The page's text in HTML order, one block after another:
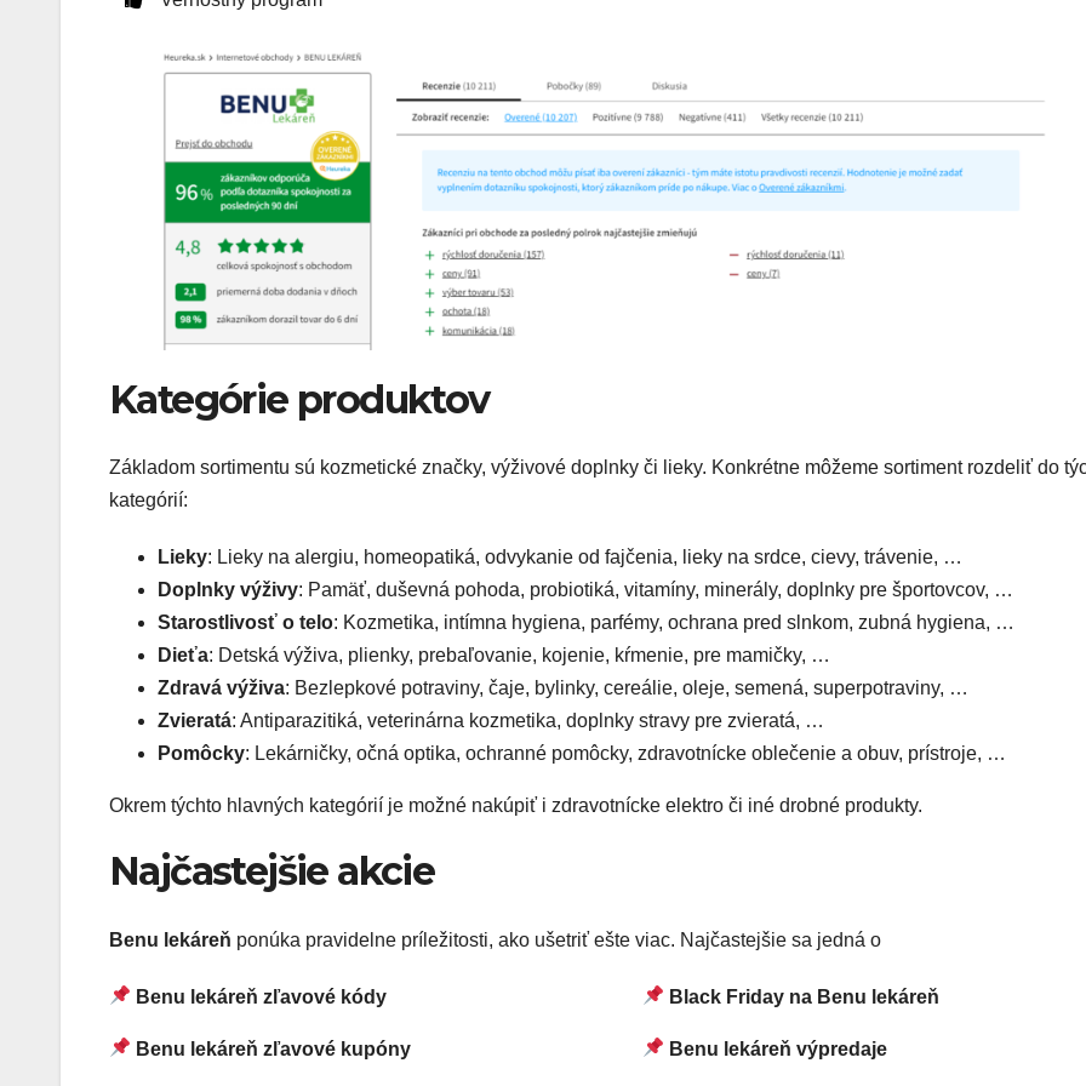
Kategórie produktov
Základom sortimentu sú kozmetické značky, výživové doplnky či lieky. Konkrétne môžeme sortiment rozdeliť do
kategórií:
Lieky: Lieky na alergiu, homeopatiká, odvykanie od fajčenia, lieky na srdce, cievy, trávenie, …
Doplnky výživy: Pamäť, duševná pohoda, probiotiká, vitamíny, minerály, doplnky pre športovcov, …
Starostlivosť o telo: Kozmetika, intímna hygiena, parfémy, ochrana pred slnkom, zubná hygiena, …
Dieťa: Detská výživa, plienky, prebaľovanie, kojenie, kŕmenie, pre mamičky, …
Zdravá výživa: Bezlepkové potraviny, čaje, bylinky, cereálie, oleje, semená, superpotraviny, …
Zvieratá: Antiparazitiká, veterinárna kozmetika, doplnky stravy pre zvieratá, …
Pomôcky: Lekárničky, očná optika, ochranné pomôcky, zdravotnícke oblečenie a obuv, prístroje, …
Okrem týchto hlavných kategórií je možné nakúpiť i zdravotnícke elektro či iné drobné produkty.
Najčastejšie akcie
Benu lekáreň ponúka pravidelne príležitosti, ako ušetriť ešte viac. Najčastejšie sa jedná o
Benu lekáreň zľavové kódy
Benu lekáreň zľavové kupóny
Black Friday na Benu lekáreň
Benu lekáreň výpredaje